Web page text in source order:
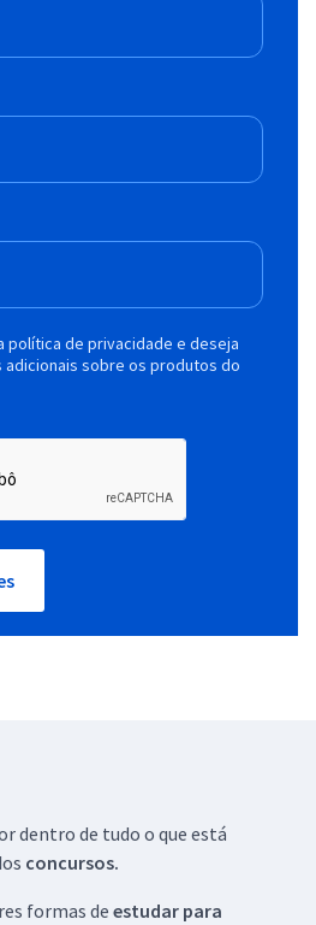
política de privacidade e deseja
sobre os produtos do
dentro de tudo o que está
concursos.
formas de estudar para